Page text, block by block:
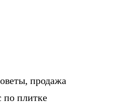
продажа
по плитке